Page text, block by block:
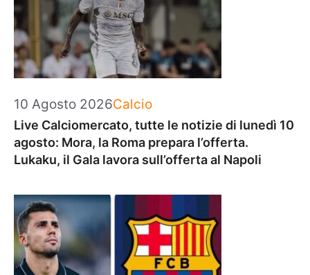
10 Agosto 2026Categorie
Calcio
Live Calciomercato, tutte le notizie di lunedì 10
agosto: Mora, la Roma prepara l’offerta.
Lukaku, il Gala lavora sull’offerta al Napoli